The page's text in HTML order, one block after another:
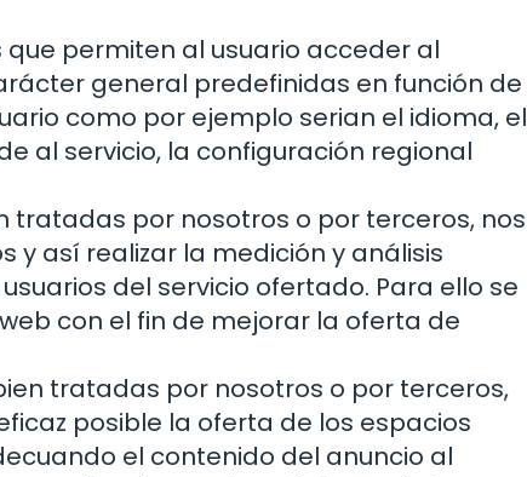
que permiten al usuario acceder al
general predefinidas en función de
como por ejemplo serian el idioma, el
al servicio, la configuración regional
tratadas por nosotros o por terceros, nos
y así realizar la medición y análisis
del servicio ofertado. Para ello se
con el fin de mejorar la oferta de
tratadas por nosotros o por terceros,
posible la oferta de los espacios
el contenido del anuncio al